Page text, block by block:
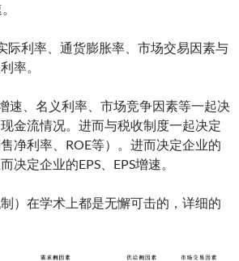
际利率、通货膨胀率、市场交易因素与
率。
速、名义利率、市场竞争因素等一起决
金流情况。进而与税收制度一起决定
净利率、ROE等）。进而决定企业的
决定企业的EPS、EPS增速。
）在学术上都是无懈可击的，详细的